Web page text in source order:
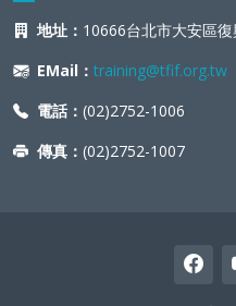
地址： 10666台北市大安區
EMail： training@tfif.org.tw
電話： (02)2752-1006
傳真： (02)2752-1007